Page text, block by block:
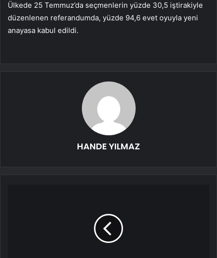
Ülkede 25 Temmuz’da seçmenlerin yüzde 30,5 iştirakiyle
düzenlenen referandumda, yüzde 94,6 evet oyuyla yeni
anayasa kabul edildi.
HANDE YILMAZ